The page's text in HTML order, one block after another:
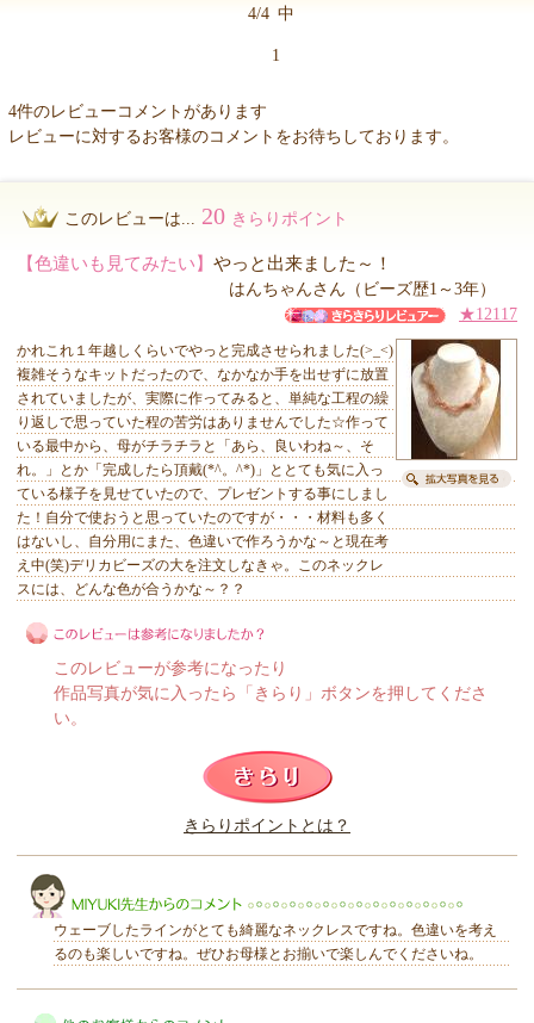
4/4 中
1
4件のレビューコメントがあります
レビューに対するお客様のコメントをお待ちしております。
このレビューは... 20 きらりポイント
【色違いも見てみたい】 やっと出来ました～！
はんちゃんさん（ビーズ歴1～3年）
★12117
かれこれ１年越しくらいでやっと完成させられました(>_<)
複雑そうなキットだったので、なかなか手を出せずに放置
されていましたが、実際に作ってみると、単純な工程の繰
り返しで思っていた程の苦労はありませんでした☆作って
いる最中から、母がチラチラと「あら、良いわね～、そ
れ。」とか「完成したら頂戴(*^。^*)」ととても気に入っ
ている様子を見せていたので、プレゼントする事にしまし
た！自分で使おうと思っていたのですが・・・材料も多く
はないし、自分用にまた、色違いで作ろうかな～と現在考
え中(笑)デリカビーズの大を注文しなきゃ。このネックレ
スには、どんな色が合うかな～？？
このレビューは参考になりましたか？
このレビューが参考になったり
作品写真が気に入ったら「きらり」ボタンを押してくださ
い。
きらりポイントとは？
ウェーブしたラインがとても綺麗なネックレスですね。色違いを考え
るのも楽しいですね。ぜひお母様とお揃いで楽しんでくださいね。